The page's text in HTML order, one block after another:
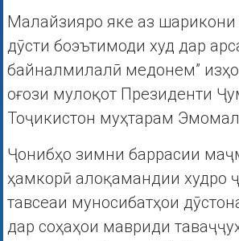
Малайзияро яке аз
дӯсти боэътимоди худ дар
байналмилалӣ медонем”
оғози мулоқот Президенти
Тоҷикистон муҳтарам
Ҷонибҳо зимни баррасии
ҳамкорӣ алоқамандии худро
тавсеаи муносибатҳои
дар соҳаҳои мавриди